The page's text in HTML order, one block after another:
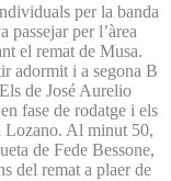
per la banda
passejar per l’àrea
el remat de Musa.
adormit i a segona B
de José Aurelio
fase de rodatge i els
Lozano. Al minut 50,
de Fede Bessone,
del remat a plaer de